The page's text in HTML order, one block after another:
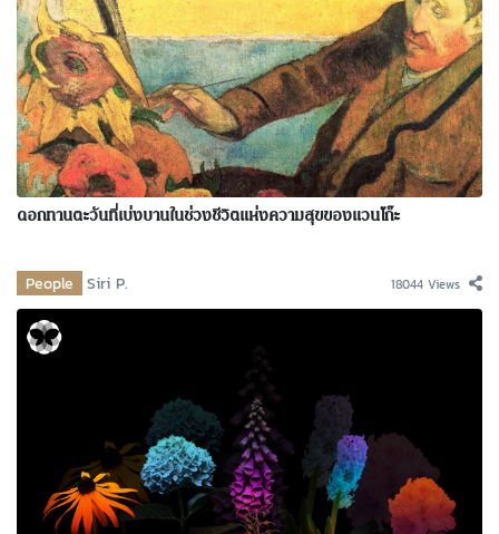
ดอกทานตะวันที่เบ่งบานในช่วงชีวิตแห่งความสุขของแวนโก๊ะ
People Siri P. 18044 Views